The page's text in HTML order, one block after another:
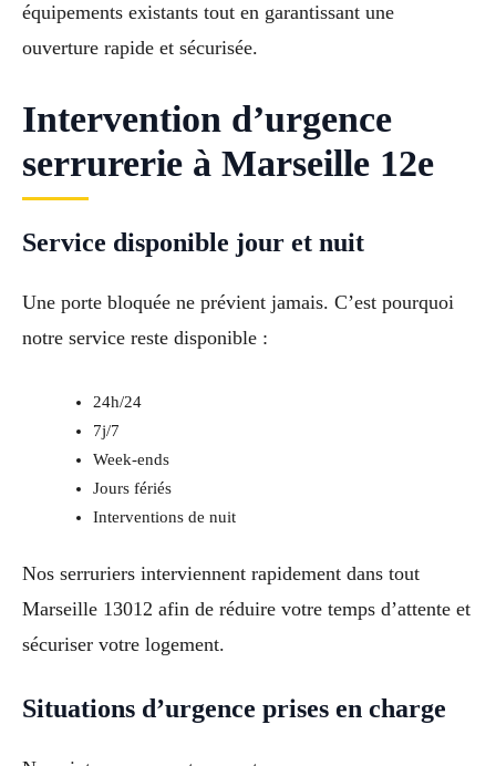
équipements existants tout en garantissant une
ouverture rapide et sécurisée.
Intervention d’urgence
serrurerie à Marseille 12e
Service disponible jour et nuit
Une porte bloquée ne prévient jamais. C’est pourquoi
notre service reste disponible :
24h/24
7j/7
Week-ends
Jours fériés
Interventions de nuit
Nos serruriers interviennent rapidement dans tout
Marseille 13012 afin de réduire votre temps d’attente et
sécuriser votre logement.
Situations d’urgence prises en charge